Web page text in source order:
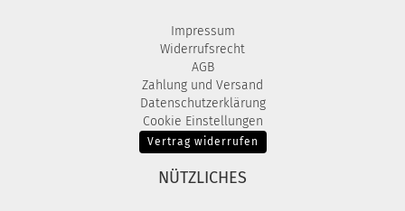
Impressum
Widerrufsrecht
AGB
Zahlung und Versand
Datenschutzerklärung
Cookie Einstellungen
Vertrag widerrufen
NÜTZLICHES